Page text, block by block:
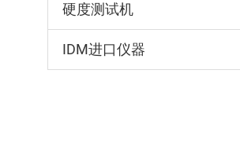
硬度测试机
IDM进口仪器